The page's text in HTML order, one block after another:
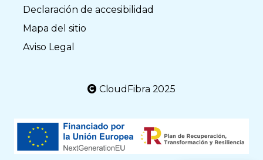
Declaración de accesibilidad
Mapa del sitio
Aviso Legal
CloudFibra 2025